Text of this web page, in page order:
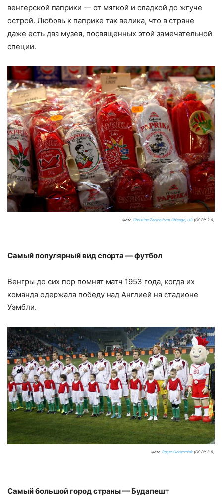
венгерской паприки — от мягкой и сладкой до жгуче
острой. Любовь к паприке так велика, что в стране
даже есть два музея, посвященных этой замечательной
специи.
Фото: Christine Zenino from Chicago, US (CC BY 2.0)
Самый популярный вид спорта — футбол
Венгры до сих пор помнят матч 1953 года, когда их
команда одержала победу над Англией на стадионе
Уэмбли.
Фото: Roger Gorączniak (CC BY 3.0)
Самый большой город страны — Будапешт